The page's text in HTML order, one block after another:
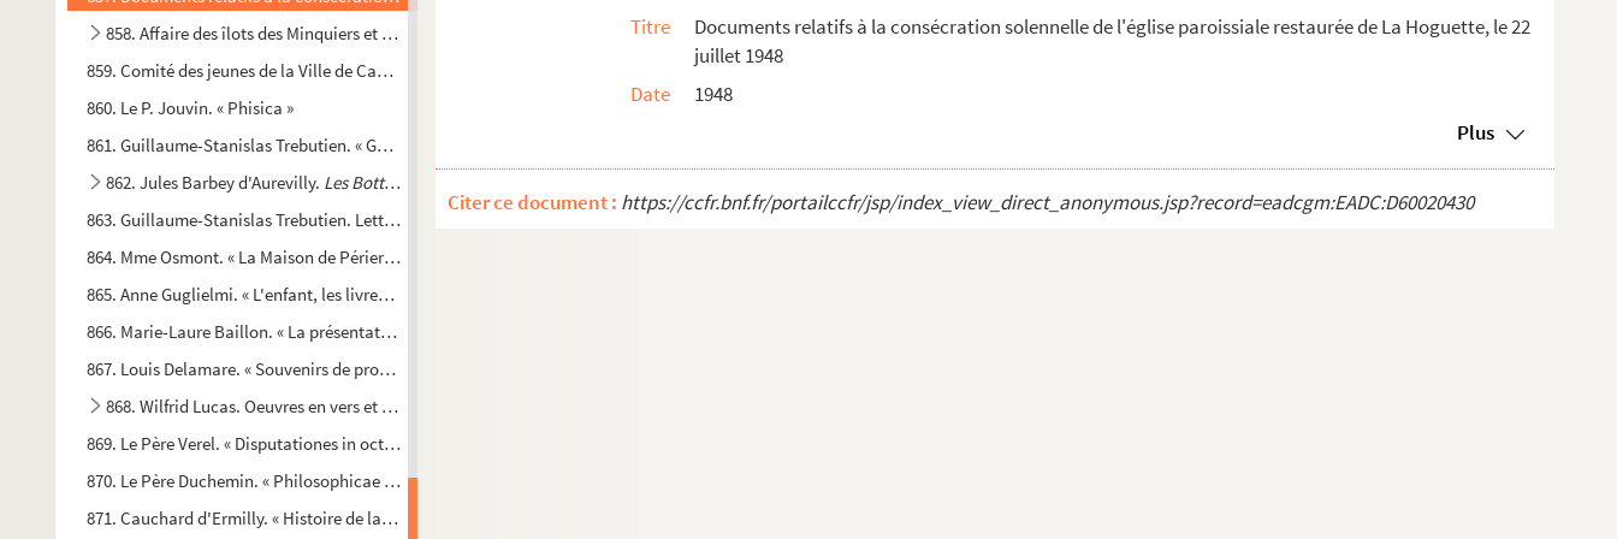
858. Affaire des îlots des Minquiers et des Ecréhous
859. Comité des jeunes de la Ville de Caen. Maison des Jeunes et de la Culture
860. Le P. Jouvin. « Phisica »
861. Guillaume-Stanislas Trebutien. « Gueriniana »
862. Jules Barbey d'Aurevilly. Les Bottines bleues
863. Guillaume-Stanislas Trebutien. Lettre autographe à Jules Barbey d'Aurevilly, à propos de la reproduc...
864. Mme Osmont. « La Maison de Périers pendant la guerre » 6 août 1940-8 mai 1945
865. Anne Guglielmi. « L'enfant, les livres et la bibliothèque »
866. Marie-Laure Baillon. « La présentation des livres à la télévision depuis le 1er janvier 1975 : analy...
867. Louis Delamare. « Souvenirs de promenades offertes à Monsieur l'abbé Philippe, curé de St Rémy-sur-O...
868. Wilfrid Lucas. Oeuvres en vers et en prose
869. Le Père Verel. « Disputationes in octo libros physicae Aristotelis »
870. Le Père Duchemin. « Philosophicae institutiones »
871. Cauchard d'Ermilly. « Histoire de la ville de Torigny en Basse-Normandie par Mr Cauchard d'Ermilly, ...
Titre
Documents relatifs à la consécration solennelle de l'église paroissiale restaurée de La Hoguette, le 22
juillet 1948
Date
1948
Plus
Citer ce document : https://ccfr.bnf.fr/portailccfr/jsp/index_view_direct_anonymous.jsp?record=eadcgm:EADC:D60020430